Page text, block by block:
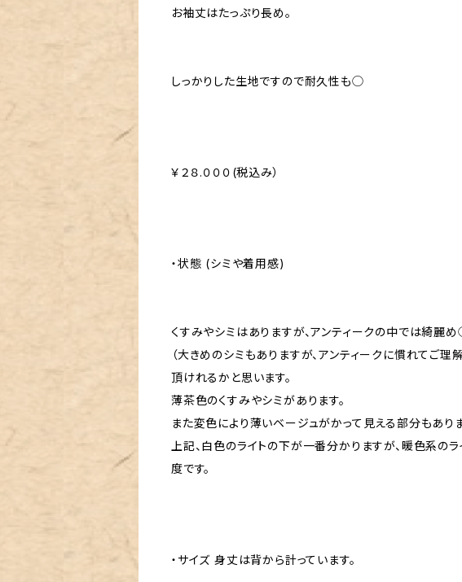
お袖丈はたっぷり長め。
しっかりした生地ですので耐久性も◯
￥２８.０００(税込み）
・状態 (シミや着用感)
くすみやシミはありますが、アンティークの中では綺麗
（大きめのシミもありますが、アンティークに慣れてご
頂けれるかと思います。
薄茶色のくすみやシミがあります。
また変色により薄いベージュがかって見える部分もありま
上記、白色のライトの下が一番分かりますが、暖色系の
度です。
・サイズ 身丈は背から計っています。